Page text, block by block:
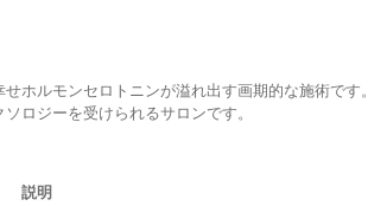
ホルモンセロトニンが溢れ出す画期的な施術です。
ロジーを受けられるサロンです。
説明